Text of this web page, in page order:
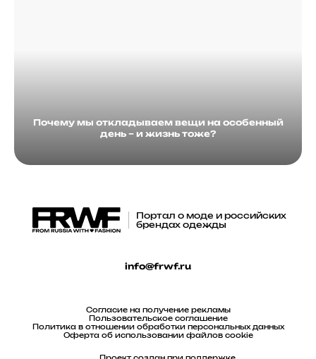
Почему мы откладываем вещи на особенный
день – и жизнь тоже?
Портал о моде и российских
брендах одежды
info@frwf.ru
Согласие на получение рекламы
Пользовательское соглашение
Политика в отношении обработки персональных данных
Оферта об использовании файлов cookie